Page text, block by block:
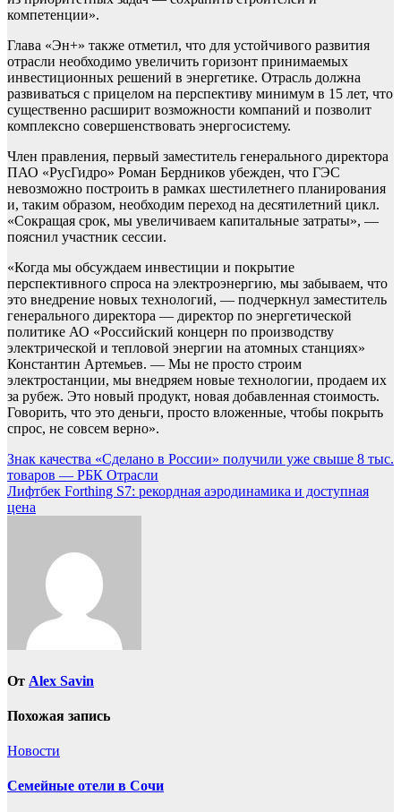
компетенции».
Глава «Эн+» также отметил, что для устойчивого развития
отрасли необходимо увеличить горизонт принимаемых
инвестиционных решений в энергетике. Отрасль должна
развиваться с прицелом на перспективу минимум в 15 лет, что
существенно расширит возможности компаний и позволит
комплексно совершенствовать энергосистему.
Член правления, первый заместитель генерального директора
ПАО «РусГидро» Роман Бердников убежден, что ГЭС
невозможно построить в рамках шестилетнего планирования
и, таким образом, необходим переход на десятилетний цикл.
«Сокращая срок, мы увеличиваем капитальные затраты», —
пояснил участник сессии.
«Когда мы обсуждаем инвестиции и покрытие
перспективного спроса на электроэнергию, мы забываем, что
это внедрение новых технологий, — подчеркнул заместитель
генерального директора — директор по энергетической
политике АО «Российский концерн по производству
электрической и тепловой энергии на атомных станциях»
Константин Артемьев. — Мы не просто строим
электростанции, мы внедряем новые технологии, продаем их
за рубеж. Это новый продукт, новая добавленная стоимость.
Говорить, что это деньги, просто вложенные, чтобы покрыть
спрос, не совсем верно».
Навигация
по
записям
Знак качества «Сделано в России» получили уже свыше 8 тыс.
товаров — РБК Отрасли
Лифтбек Forthing S7: рекордная аэродинамика и доступная
цена
От Alex Savin
Похожая запись
Новости
Семейные отели в Сочи